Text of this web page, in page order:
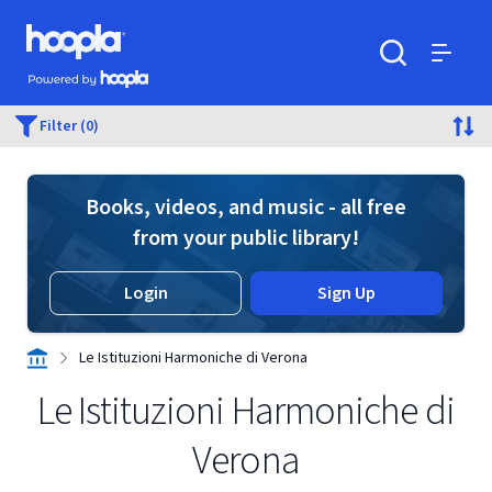
Skip to main content
Hoopla logo
Powered by Hoopla
Filter (0)
Books, videos, and music - all free
from your public library!
Login Sign Up
Le Istituzioni Harmoniche di Verona
Le Istituzioni Harmoniche di
Verona